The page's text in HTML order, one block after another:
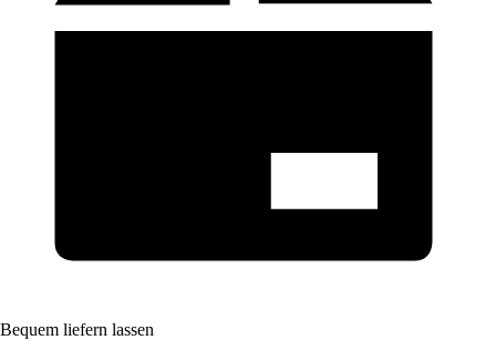
Bequem liefern lassen